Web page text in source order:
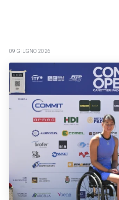
09 GIUGNO 2026